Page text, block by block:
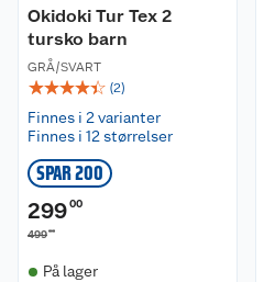
Okidoki Tur Tex 2
tursko barn
GRÅ/SVART
☆☆☆☆☆ (2)
Finnes i 2 varianter
Finnes i 12 størrelser
SPAR 200
29900
49900
På lager